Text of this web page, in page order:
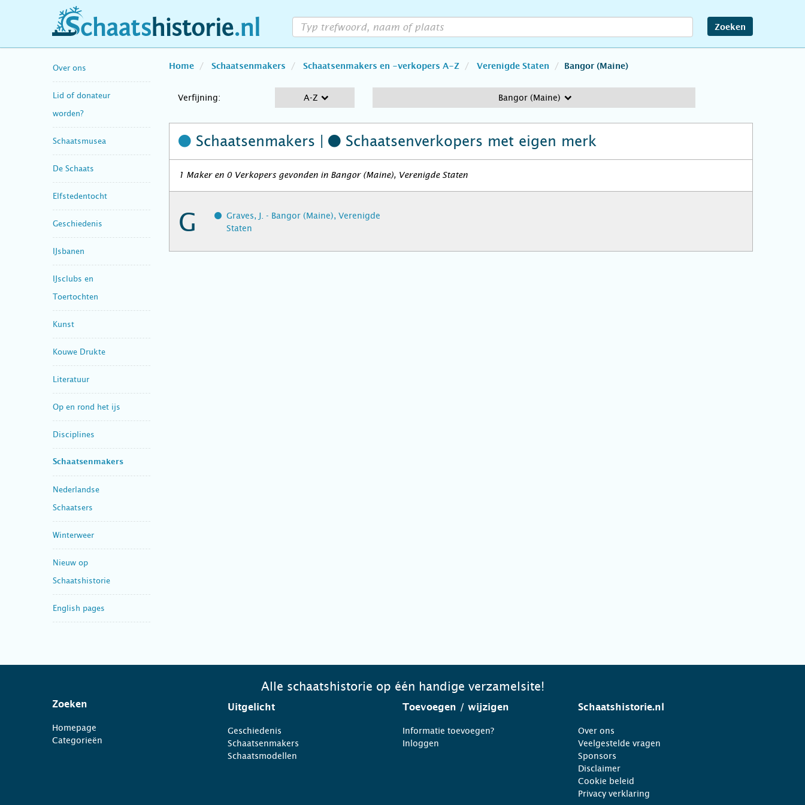
schaatshistorie.nl Zoeken
Over ons
Lid of donateur
worden?
Schaatsmusea
De Schaats
Elfstedentocht
Geschiedenis
IJsbanen
IJsclubs en
Toertochten
Kunst
Kouwe Drukte
Literatuur
Op en rond het ijs
Disciplines
Schaatsenmakers
Nederlandse
Schaatsers
Winterweer
Nieuw op
Schaatshistorie
English pages
Home Schaatsenmakers Schaatsenmakers en -verkopers A-Z Verenigde Staten Bangor (Maine)
Verfijning: A-Z Bangor (Maine)
Schaatsenmakers | Schaatsenverkopers met eigen merk
1 Maker en 0 Verkopers gevonden in Bangor (Maine), Verenigde Staten
G
Graves, J. - Bangor (Maine), Verenigde
Staten
Alle schaatshistorie op één handige verzamelsite!
Zoeken
Homepage
Categorieën
Uitgelicht
Geschiedenis
Schaatsenmakers
Schaatsmodellen
Toevoegen / wijzigen
Informatie toevoegen?
Inloggen
Schaatshistorie.nl
Over ons
Veelgestelde vragen
Sponsors
Disclaimer
Cookie beleid
Privacy verklaring